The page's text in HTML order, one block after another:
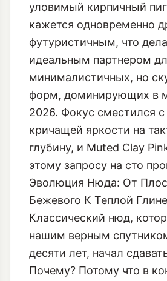
уловимый кирпичный
кажется одновременно
футуристичным, что
идеальным партнером
минималистичных, но
форм, доминирующих в
2026. Фокус сместился с
кричащей яркости на
глубину, и Muted Clay
этому запросу на сто
Эволюция Нюда: От
Бежевого К Теплой Глине
Классический нюд,
нашим верным
десяти лет, начал
Почему? Потому что в